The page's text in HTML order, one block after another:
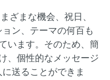
ざまな機会、祝日、
ン、テーマの何百も
います。そのため、簡
、個性的なメッセージ
送ることができま